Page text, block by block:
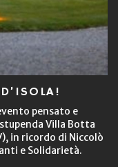
pensato e
Villa Botta
in ricordo di Niccolò
e Solidarietà.